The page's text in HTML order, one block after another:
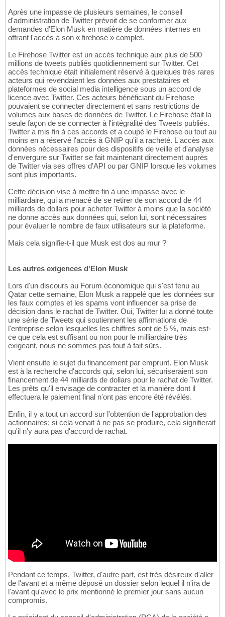
Après une impasse de plusieurs semaines, le conseil
d'administration de Twitter prévoit de se conformer aux
demandes d'Elon Musk en matière de données internes en
offrant l'accès à son « firehose » complet.
Le Firehose Twitter est un accès technique aux plus de 500
millions de tweets publiés quotidiennement sur Twitter. Cet
accès technique était initialement réservé à quelques très rares
acteurs qui revendaient les données aux prestataires et
plateformes de social media intelligence sous un accord de
licence avec Twitter. Ces acteurs bénéficiant du Firehose
pouvaient se connecter directement et sans restrictions de
volumes aux bases de données de Twitter. Le Firehose était la
seule façon de se connecter à l'intégralité des Tweets publiés.
Twitter a mis fin à ces accords et a coupé le Firehose ou tout au
moins en a réservé l'accès à GNIP qu'il a racheté. L'accès aux
données nécessaires pour des dispositifs de veille et d'analyse
d'envergure sur Twitter se fait maintenant directement auprès
de Twitter via ses offres d'API ou par GNIP lorsque les volumes
sont plus importants.
Cette décision vise à mettre fin à une impasse avec le
milliardaire, qui a menacé de se retirer de son accord de 44
milliards de dollars pour acheter Twitter à moins que la société
ne donne accès aux données qui, selon lui, sont nécessaires
pour évaluer le nombre de faux utilisateurs sur la plateforme.
Mais cela signifie-t-il que Musk est dos au mur ?
Les autres exigences d'Elon Musk
Lors d'un discours au Forum économique qui s'est tenu au
Qatar cette semaine, Elon Musk a rappelé que les données sur
les faux comptes et les spams vont influencer sa prise de
décision dans le rachat de Twitter. Oui, Twitter lui a donné toute
une série de Tweets qui soutiennent les affirmations de
l'entreprise selon lesquelles les chiffres sont de 5 %, mais est-
ce que cela est suffisant ou non pour le milliardaire très
exigeant, nous ne sommes pas tout à fait sûrs.
Vient ensuite le sujet du financement par emprunt. Elon Musk
est à la recherche d'accords qui, selon lui, sécuriseraient son
financement de 44 milliards de dollars pour le rachat de Twitter.
Les prêts qu'il envisage de contracter et la manière dont il
effectuera le paiement final n'ont pas encore été révélés.
Enfin, il y a tout un accord sur l'obtention de l'approbation des
actionnaires; si cela venait à ne pas se produire, cela signifierait
qu'il n'y aura pas d'accord de rachat.
Pendant ce temps, Twitter, d'autre part, est très désireux d'aller
de l'avant et a même déposé un dossier selon lequel il n'ira de
l'avant qu'avec le prix mentionné le premier jour sans aucun
compromis.